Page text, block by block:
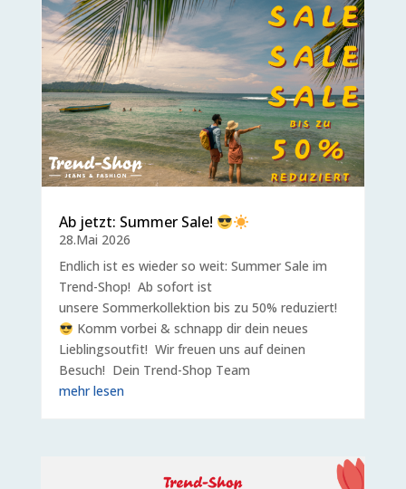
Ab jetzt: Summer Sale!
28.Mai 2026
Endlich ist es wieder so weit: Summer Sale im
Trend-Shop! Ab sofort ist
unsere Sommerkollektion bis zu 50% reduziert!
Komm vorbei & schnapp dir dein neues
Lieblingsoutfit! Wir freuen uns auf deinen
Besuch! Dein Trend-Shop Team
mehr lesen